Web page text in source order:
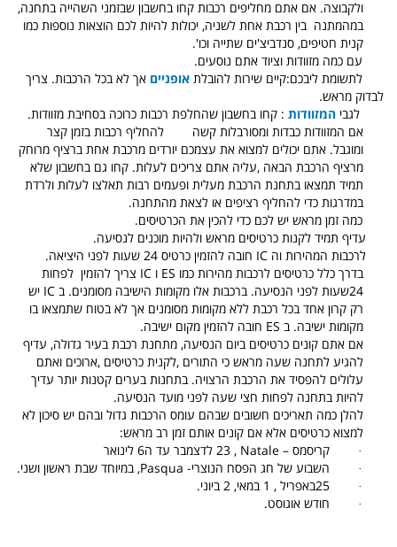
ולקבוצה. אם אתם מחליפים רכבות קחו בחשבון שבזמני השהייה בתחנה,
במהמתנה בין רכבת אחת לשניה, יכולות להיות לכם הוצאות נוספות כמו
קנית חטיפים, סנדביצ'ים שתייה וכו'.
עם כמה מזוודות וציוד אתם נוסעים.
לתשומת ליבכם:קיים שירות להובלת אופניים אך לא בכל הרכבות. צריך
לבדוק מראש.
לגביהמזוודות : קחו בחשבון שהחלפת רכבות כרוכה בסחיבת מזוודות.
אם המזוודות כבדות ומסורבלות קשה
להחליף רכבות בזמן קצר
ומוגבל. אתם יכולים למצוא את עצמכם יורדים מרכבת אחת ברציף מרוחק
מרציף הרכבת הבאה ,עליה אתם צריכים לעלות. קחו גם בחשבון שלא
תמיד תמצאו בתחנת הרכבת מעלית ופעמים רבות תאלצו לעלות ולרדת
במדרגות כדי להחליף רציפים או לצאת מהתחנה.
כמה זמן מראש יש לכם כדי להכין את הכרטיסים.
עדיף תמיד לקנות כרטיסים מראש ולהיות מוכנים לנסיעה.
לרכבות המהירות וה IC חובה להזמין כרטיס 24 שעות לפני היציאה.
בדרך כלל כרטיסים לרכבות מהירות כמו ES וIC צריך להזמין לפחות
24שעות לפני הנסיעה. ברכבות אלו מקומות הישיבה מסומנים.
בIC יש
רק קרון אחד בכל רכבת ללא מקומות מסומנים אך לא בטוח שתמצאו בו
מקומות ישיבה. ב ES חובה להזמין מקום ישיבה.
אם אתם קונים כרטיסים ביום הנסיעה, מתחנת רכבת בעיר גדולה, עדיף
להגיע לתחנה שעה מראש כי התורים ,לקנית כרטיסים ,ארוכים ואתם
עלולים להפסיד את הרכבת הרצויה. בתחנות בערים קטנות יותר עדיך
להיות בתחנה לפחות חצי שעה לפני מועד הנסיעה.
להלן כמה תאריכים חשובים שבהם עומס הרכבות גדול ובהם יש סיכון לא
למצוא כרטיסים אלא אם קונים אותם זמן רב מראש:
·
קריסמס – Natale , 23 לדצמבר עד ה6 לינואר
·
השבוע של חג הפסח הנוצרי- Pasqua, במיוחד שבת ראשון ושני.
·
25באפריל , 1 במאי, 2 ביוני.
·
חודש אוגוסט.